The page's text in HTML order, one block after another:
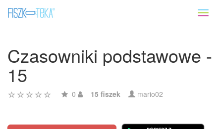
Czasowniki podstawowe -
15
0 15 fiszek mario02